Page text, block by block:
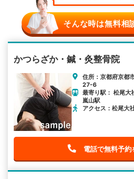
そんな時は無料相
かつらざか・鍼・灸整骨院
住所：京都府京都
27-6
最寄り駅： 松尾大
嵐山駅
アクセス：松尾大
電話で無料予約